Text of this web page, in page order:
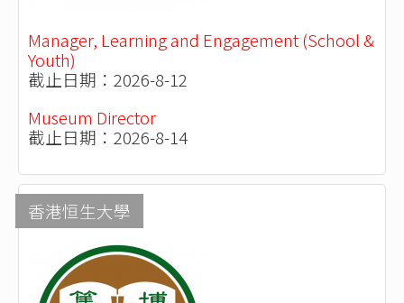
Manager, Learning and Engagement (School &
Youth)
截止日期：2026-8-12
Museum Director
截止日期：2026-8-14
香港恒生大學